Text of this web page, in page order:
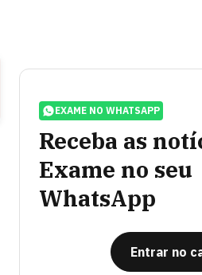
EXAME NO WHATSAPP
Receba as
Exame no seu
WhatsApp
Entrar no